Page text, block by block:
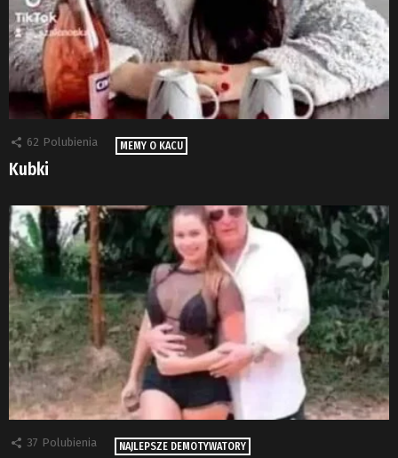
62 Polubienia MEMY O KACU
Kubki
37 Polubienia NAJLEPSZE DEMOTYWATORY